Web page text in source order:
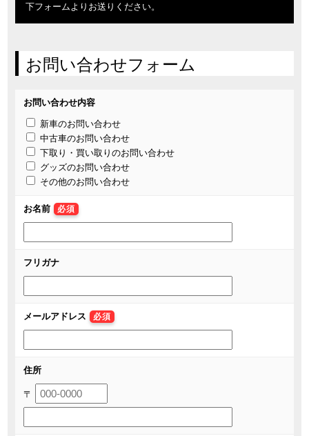
下フォームよりお送りください。
お問い合わせフォーム
お問い合わせ内容
新車のお問い合わせ
中古車のお問い合わせ
下取り・買い取りのお問い合わせ
グッズのお問い合わせ
その他のお問い合わせ
お名前 必須
フリガナ
メールアドレス 必須
住所
〒